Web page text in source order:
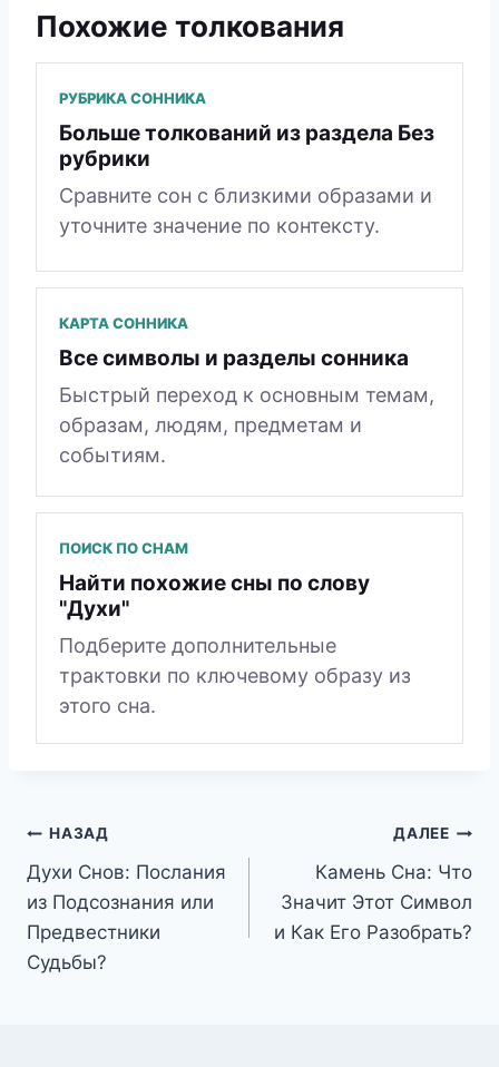
Похожие толкования
РУБРИКА СОННИКА
Больше толкований из раздела Без
рубрики
Сравните сон с близкими образами и
уточните значение по контексту.
КАРТА СОННИКА
Все символы и разделы сонника
Быстрый переход к основным темам,
образам, людям, предметам и
событиям.
ПОИСК ПО СНАМ
Найти похожие сны по слову
"Духи"
Подберите дополнительные
трактовки по ключевому образу из
этого сна.
Навигация
по
записям
НАЗАД
Духи Снов: Послания
из Подсознания или
Предвестники
Судьбы?
ДАЛЕЕ
Камень Сна: Что
Значит Этот Символ
и Как Его Разобрать?